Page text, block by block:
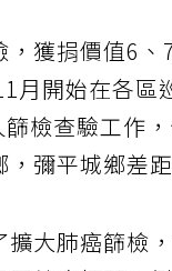
，獲捐價值6、
月開始在各區
檢查驗工作
彌平城鄉差距
擴大肺癌篩檢